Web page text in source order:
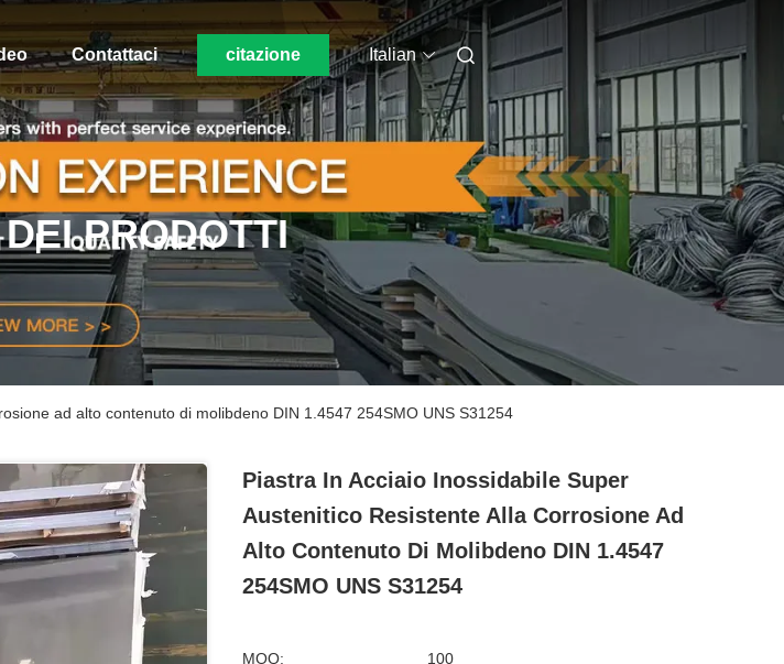
Contattaci citazione Italian
PRODOTTI
ad alto contenuto di molibdeno DIN 1.4547 254SMO UNS S31254
Piastra In Acciaio Inossidabile Super
Austenitico Resistente Alla Corrosione Ad
Alto Contenuto Di Molibdeno DIN 1.4547
254SMO UNS S31254
MOQ: 100